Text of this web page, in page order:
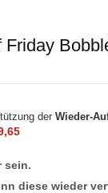
der Wieder-
sein.
diese wieder